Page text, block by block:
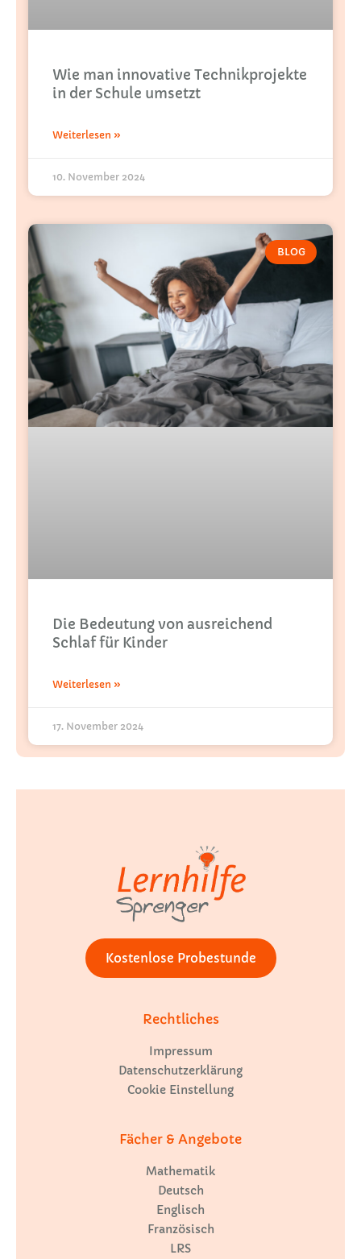
Wie man innovative Technikprojekte
in der Schule umsetzt
Weiterlesen »
10. November 2024
BLOG
Die Bedeutung von ausreichend
Schlaf für Kinder
Weiterlesen »
17. November 2024
Kostenlose Probestunde
Rechtliches
Impressum
Datenschutzerklärung
Cookie Einstellung
Fächer & Angebote
Mathematik
Deutsch
Englisch
Französisch
LRS